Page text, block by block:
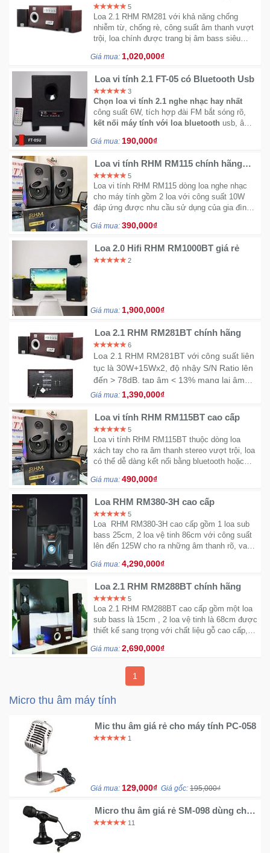
Phòng
Đẹp
Thiết
Tế
Dụng
Cụ
Massage
Thao
Dã
Ngoại
Đồ
chơi
công
nghệ
Dịch
vụ
pháp
Mẹ
Và
5
Loa 2.1 RHM RM281 với khả năng chống
nhiễm từ, chống rè, công suất âm thanh vượt
trội, loa chính được trang bị âm bass siêu
Giá mua: 1,020,000₫
Loa vi tính 2.1 FT-05 có Bluetooth Usb
3
Chọn loa vi tính 2.1 nghe nhạc hay nhất
công suất 6W, tích hợp đài FM bắt sóng rõ,
kết nối máy tính với loa bluetooth usb, âm
Giá mua: 190,000₫
Loa vi tính RHM RM115 chính hãng
giá rẻ
5
Loa vi tính RHM RM115 dòng loa nghe nhạc
cho máy tính gồm 2 loa với công suất 10W
đáp ứng được nhu cầu sử dụng của gia đình.
Giá mua: 390,000₫
Loa 2.0 Hifi RHM RM1000BT giá rẻ
2
Giá mua: 1,900,000₫
Loa 2.1 RHM RM281BT chính hãng
6
Loa 2.1 RHM RM281BT với công suất liên
tục là 30W+15Wx2, độ nhậy S/N Ratio lên
đến > 78dB, tạp âm < 13% mang lại âm
thanh cực đình, bắt tai người nghe
Giá mua: 1,390,000₫
Loa vi tính RHM RM115BT cao cấp
5
Loa vi tính RHM RM115BT thuộc dòng loa
xách tay cho ra âm thanh stereo vượt trội, loa
có thể dễ dàng kết nối bằng bluetooth hoặc
Giá mua: 490,000₫
Loa RHM RM380-3H cao cấp
5
Loa RHM RM380-3H cao cấp gồm 1 loa sub
bass 25cm, 2 loa vệ tinh 86cm với công suất
lên đến 125W cho ra những âm thanh rõ, vang
hoặc trực tiếp bằng dây jack
Giá mua: 4,290,000₫
Loa 2.1 RHM RM288BT chính hãng
5
Loa 2.1 RHM RM288BT cao cấp gồm một loa
sub bass là 15cm , 2 loa vệ tinh là 68cm được
thiết kế sang trọng với chất liệu gỗ cao cấp,
những tiết tấu âm thanh mạnh mẽ
Giá mua: 2,690,000₫
1
Micro thu âm máy tính
Mic thu âm giá rẻ cho máy tính PC-058
1
Giá mua: 129,000₫ Giá gốc: 195,000₫
Micro thu âm giá rẻ SM-098 dùng cho
máy tính11